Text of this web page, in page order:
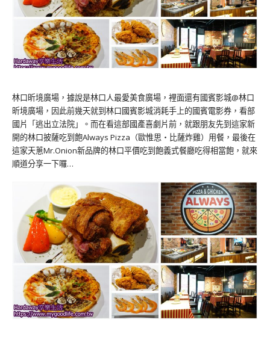
林口昕境廣場，據說是林口人最愛美食廣場，裡面還有國賓影城@林口
昕境廣場，因此前幾天就到林口國賓影城消耗手上的國賓電影券，看部
國片「逃出立法院」。而在看這部國產喜劇片前，就跟朋友先到這家新
開的林口披薩吃到飽Always Pizza（歐惟思‧比薩炸雞）用餐，最後在
這家天蔥Mr.Onion新品牌的林口平價吃到飽義式餐廳吃得相當飽，就來
順道分享一下囉…